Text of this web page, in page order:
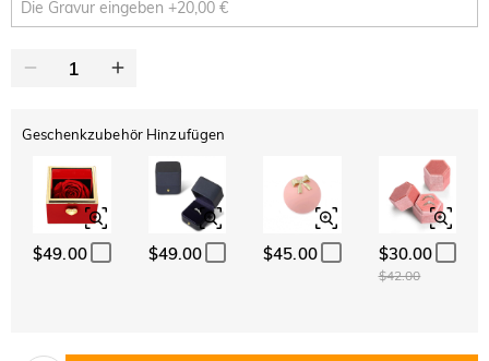
Geschenkzubehör Hinzufügen
$49.00 $49.00 $45.00 $30.00
$42.00